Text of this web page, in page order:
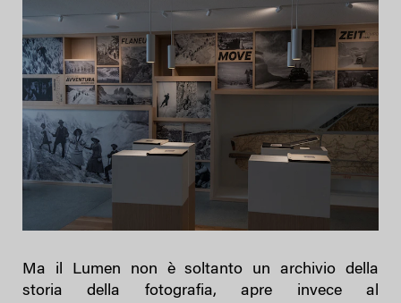
Ma il Lumen non è soltanto un archivio della
storia della fotografia, apre invece al